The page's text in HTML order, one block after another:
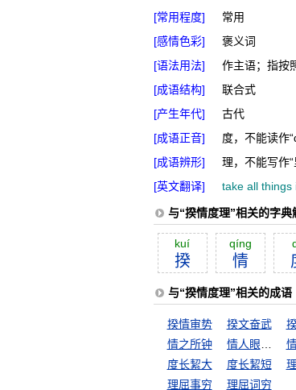
[常用程度]
常用
[感情色彩]
褒义词
[语法用法]
作主语；指按
[成语结构]
联合式
[产生年代]
古代
[成语正音]
度，不能读作
[成语辨形]
理，不能写作“
[英文翻译]
take all things
与“揆情度理”相关的字典
kuí
揆
qíng
情
与“揆情度理”相关的成语
揆情审势 揆文奋武
情之所钟
度长絜大
度长絜短
理屈事穷
理屈词穷